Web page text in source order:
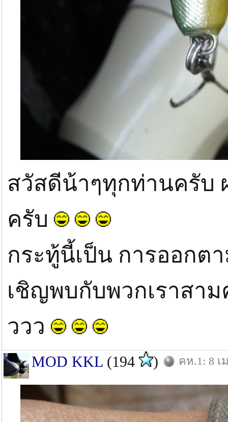
สวัสดีน้าๆทุกท่านครั
ครับ
กระทู้นี้เป็น การออกต
เชิญพบกับพวกเราสา
ววว
MOD KKL (194 ) คห.1: 8 เ